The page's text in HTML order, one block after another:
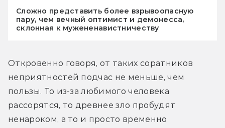
Сложно представить более взрывоопасную
пару, чем вечный оптимист и демонесса,
склонная к мужененавистничеству
Откровенно говоря, от таких соратников
неприятностей подчас не меньше, чем
пользы. То из-за любимого человека
рассорятся, то древнее зло пробудят
ненароком, а то и просто временно